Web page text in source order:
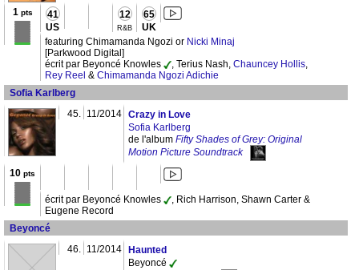
1pts 41
US
12
R&B
65
UK
featuring Chimamanda Ngozi or Nicki Minaj
[Parkwood Digital]
écrit par Beyoncé Knowles
, Terius Nash, Chauncey Hollis,
Rey Reel & Chimamanda Ngozi Adichie
Sofia Karlberg
45. 11/2014
Crazy in Love
Sofia Karlberg
de l'album Fifty Shades of Grey: Original
Motion Picture Soundtrack
10 pts
écrit par Beyoncé Knowles
, Rich Harrison, Shawn Carter &
Eugene Record
Beyoncé
46. 11/2014
Haunted
Beyoncé